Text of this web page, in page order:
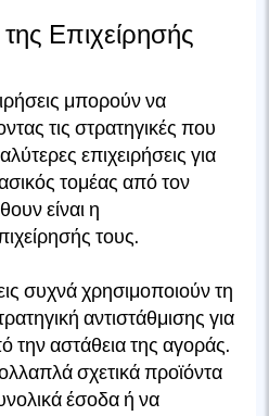
Επιχείρησής
μπορούν να
τις στρατηγικές που
επιχειρήσεις για
τομέας από τον
είναι η
τους.
συχνά χρησιμοποιούν τη
αντιστάθμισης για
την αστάθεια της αγοράς.
σχετικά προϊόντα
έσοδα ή να